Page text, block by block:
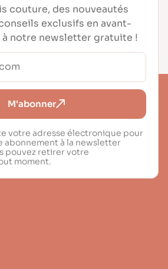
couture, des nouveautés
exclusifs en avant-
notre newsletter gratuite !
M'abonner
votre adresse électronique pour
abonnement à la newsletter
pouvez retirer votre
moment.